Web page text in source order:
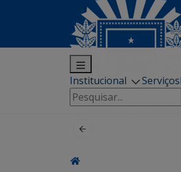
Institucional Serviços
Pesquisar
por: